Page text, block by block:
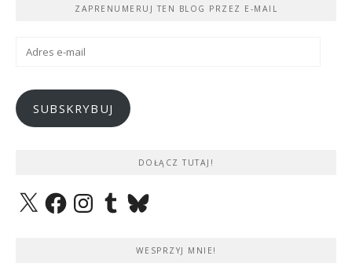
ZAPRENUMERUJ TEN BLOG PRZEZ E-MAIL
Adres
SUBSKRYBUJ
DOŁĄCZ TUTAJ!
X FacebookInstagramTumblrBluesky
WESPRZYJ MNIE!